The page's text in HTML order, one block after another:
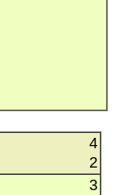
4
2
3